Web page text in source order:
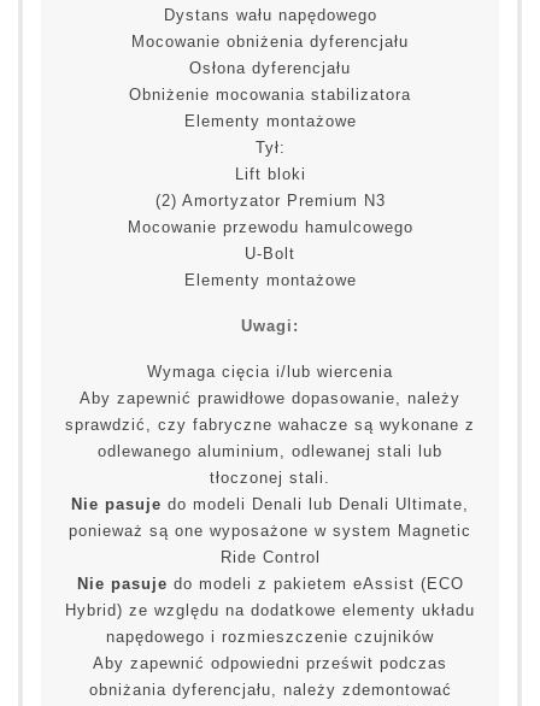
Dystans wału napędowego
Mocowanie obniżenia dyferencjału
Osłona dyferencjału
Obniżenie mocowania stabilizatora
Elementy montażowe
Tył:
Lift bloki
(2) Amortyzator Premium N3
Mocowanie przewodu hamulcowego
U-Bolt
Elementy montażowe
Uwagi:
Wymaga cięcia i/lub wiercenia
Aby zapewnić prawidłowe dopasowanie, należy
sprawdzić, czy fabryczne wahacze są wykonane z
odlewanego aluminium, odlewanej stali lub
tłoczonej stali.
Nie pasuje do modeli Denali lub Denali Ultimate,
ponieważ są one wyposażone w system Magnetic
Ride Control
Nie pasuje do modeli z pakietem eAssist (ECO
Hybrid) ze względu na dodatkowe elementy układu
napędowego i rozmieszczenie czujników
Aby zapewnić odpowiedni prześwit podczas
obniżania dyferencjału, należy zdemontować